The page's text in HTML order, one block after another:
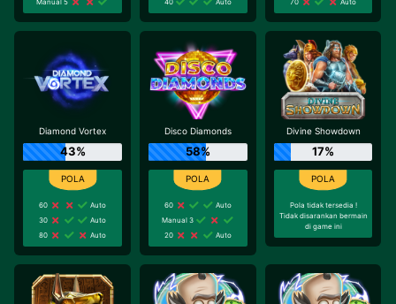
Diamond Vortex
43%
60
Auto
30
Auto
80
Auto
Disco Diamonds
58%
60
Auto
Manual 3
20
Auto
Divine Showdown
17%
Pola tidak tersedia !
Tidak disarankan bermain
di game ini